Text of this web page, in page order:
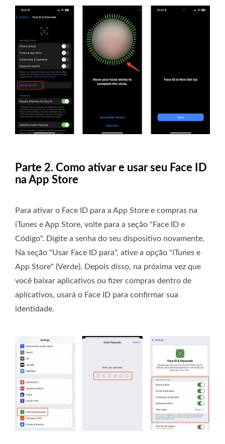
Parte 2. Como ativar e usar seu Face ID
na App Store
Para ativar o Face ID para a App Store e compras na
iTunes e App Store, volte para a seção "Face ID e
Código". Digite a senha do seu dispositivo novamente.
Na seção "Usar Face ID para", ative a opção "iTunes e
App Store" (Verde). Depois disso, na próxima vez que
você baixar aplicativos ou fizer compras dentro de
aplicativos, usará o Face ID para confirmar sua
identidade.